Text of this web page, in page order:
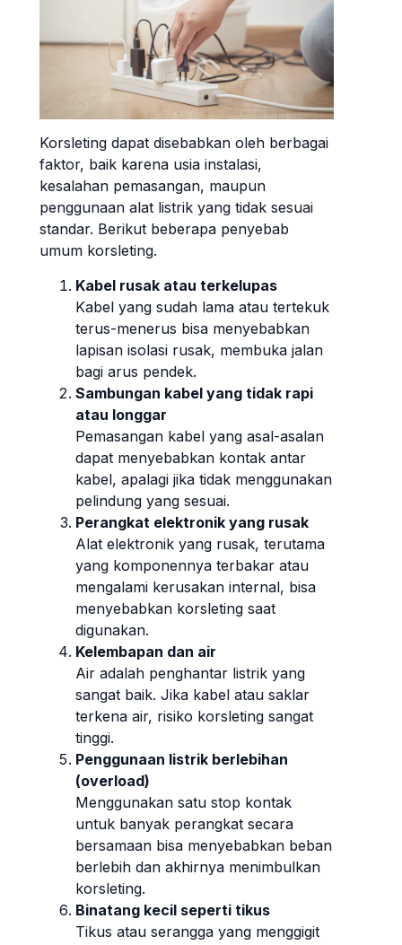
Korsleting dapat disebabkan oleh berbagai
faktor, baik karena usia instalasi,
kesalahan pemasangan, maupun
penggunaan alat listrik yang tidak sesuai
standar. Berikut beberapa penyebab
umum korsleting.
Kabel rusak atau terkelupas
Kabel yang sudah lama atau tertekuk
terus-menerus bisa menyebabkan
lapisan isolasi rusak, membuka jalan
bagi arus pendek.
Sambungan kabel yang tidak rapi
atau longgar
Pemasangan kabel yang asal-asalan
dapat menyebabkan kontak antar
kabel, apalagi jika tidak menggunakan
pelindung yang sesuai.
Perangkat elektronik yang rusak
Alat elektronik yang rusak, terutama
yang komponennya terbakar atau
mengalami kerusakan internal, bisa
menyebabkan korsleting saat
digunakan.
Kelembapan dan air
Air adalah penghantar listrik yang
sangat baik. Jika kabel atau saklar
terkena air, risiko korsleting sangat
tinggi.
Penggunaan listrik berlebihan
(overload)
Menggunakan satu stop kontak
untuk banyak perangkat secara
bersamaan bisa menyebabkan beban
berlebih dan akhirnya menimbulkan
korsleting.
Binatang kecil seperti tikus
Tikus atau serangga yang menggigit